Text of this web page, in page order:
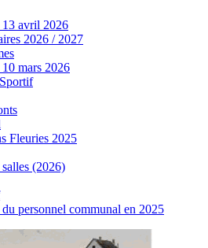
avril 2026
2026 / 2027
mars 2026
Fleuries 2025
(2026)
personnel communal en 2025